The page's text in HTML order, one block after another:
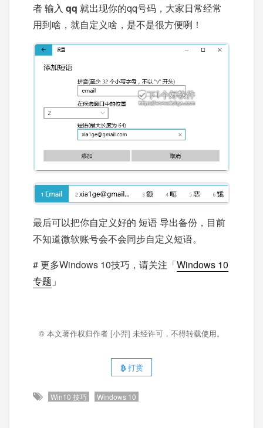
者 输入 qq 就出现你的qq号码，大家日常经常
用到啥，就自定义啥，是不是很方便咧！
最后可以把你自定义好的 短语 导出备份，目前
不知道微软账号会不会同步自定义短语。
# 更多Windows 10技巧，请关注「Windows 10
专题 」
© 本文著作权归作者 [小羿] 未经许可，不得转载使用。
打赏
Win10 技巧 Windows 10